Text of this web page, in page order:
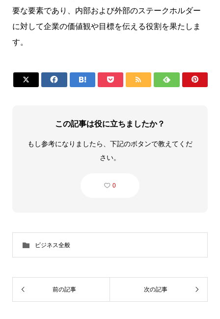
要な要素であり、内部および外部のステークホルダー
に対して企業の価値観や目標を伝える役割を果たしま
す。
      
この記事は役に立ちましたか？
もし参考になりましたら、下記のボタンで教えてくだ
さい。
0
ビジネス全般
前の記事 次の記事